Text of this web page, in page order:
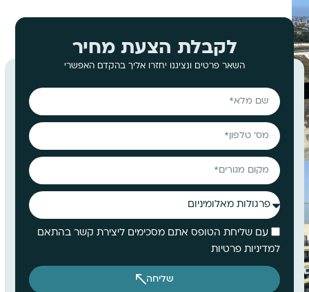
לקבלת הצעת מחיר
השאר פרטים ונציגנו יחזרו אליך בהקדם האפשרי
עם שליחת הטופס אתם מסכימים ליצירת קשר בהתאם
למדיניות פרטיות
שליחה